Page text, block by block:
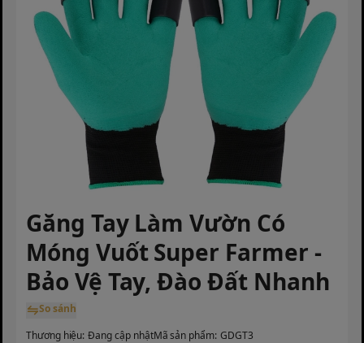
Găng Tay Làm Vườn Có
Móng Vuốt Super Farmer -
Bảo Vệ Tay, Đào Đất Nhanh
So sánh
Thương hiệu: Đang cập nhậtMã sản phẩm: GDGT3